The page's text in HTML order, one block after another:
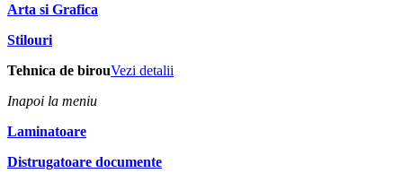
Arta si Grafica
Stilouri
Tehnica de birouVezi detalii
Inapoi la meniu
Laminatoare
Distrugatoare documente